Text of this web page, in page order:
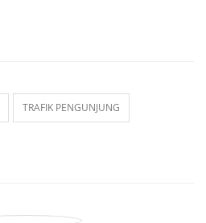
TRAFIK PENGUNJUNG